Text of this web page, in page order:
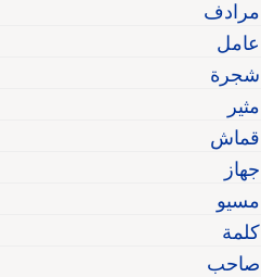
مرادف
عامل
شجرة
مثير
قماش
جهاز
مسيو
كلمة
صاحب